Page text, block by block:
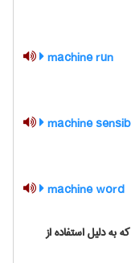
machine run
machine
machine word
دلیل استفاده از